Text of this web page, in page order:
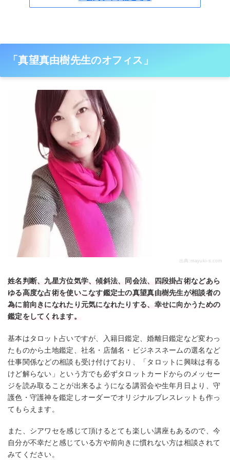
「真望真由樹先生のオフィス」
出典: mayuki-s.com
姓名判断、九星方位気学、傾斜法、同会法、四段掛占術などあら
ゆる高度な占術を使いこなす鑑定士の真望真由樹先生が相談者の
為に前向きになれたり元気になれたりする、幸せに向かうための
鑑定をしてくれます。
基本はタロット占いですが、入籍日鑑定、婚離日鑑定など変わっ
たものから土地鑑定、社名・店舗名・ビジネスネームの選名など
仕事関係などの相談も受け付けており、「タロットに興味は有る
けど解らない」という方でも必ずタロットカードからのメッセー
ジを読み取ることが出来るようになる講習会や生年月日より、守
護色・守護神を鑑定しオーダーでオリジナルブレスレットも作っ
てもらえます。
また、シアワセを感じて頂けるとても楽しい講座もあるので、今
自分が不幸だと感じている方や前向きに慣れない方は相談されて
みてください。